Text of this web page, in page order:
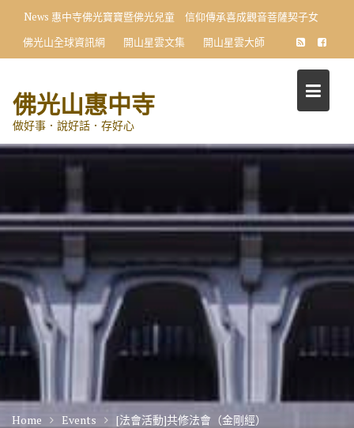
content
News 惠中寺佛光寶寶暨佛光兒童 信仰傳承喜成觀音菩薩契子女
佛光山全球資訊網
開山星雲文集 開山星雲大師
佛光山惠中寺
做好事．說好話．存好心
Home Events [法會活動]共修法會（金剛經）